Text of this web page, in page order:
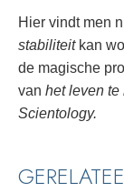
Hier vindt men
stabiliteitkan
de magische
van het leven te
Scientology.